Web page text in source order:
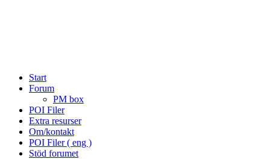
Start
Forum
PM box
POI Filer
Extra resurser
Om/kontakt
POI Filer ( eng )
Stöd forumet